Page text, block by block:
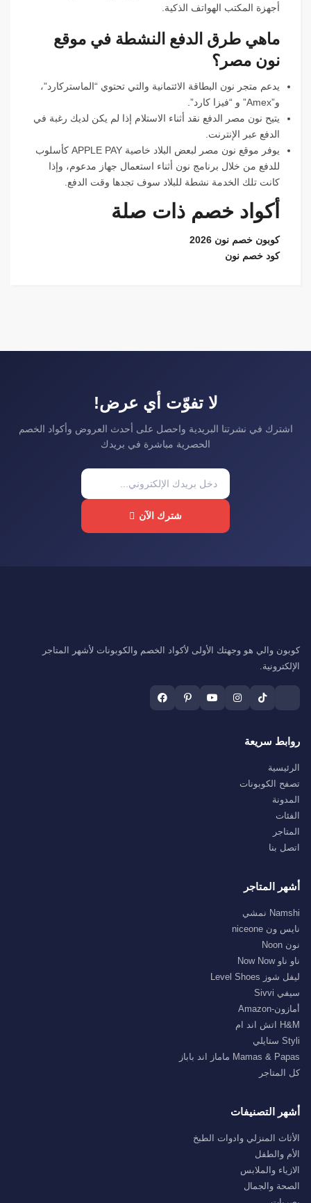
أجهزة المكتب الهواتف الذكية.
ماهي طرق الدفع النشطة في موقع
نون مصر؟
يدعم متجر نون البطاقة الائتمانية والتي تحتوي “الماستركارد”،
و”Amex” و “فيزا كارد”.
يتيح نون مصر الدفع نقد أثناء الاستلام إذا لم يكن لديك رغبة في
الدفع عبر الإنترنت.
يوفر موقع نون مصر لبعض البلاد خاصية APPLE PAY كأسلوب
للدفع من خلال برنامج نون أثناء استعمال جهاز مدعوم، وإذا
كانت تلك الخدمة نشطة للبلاد سوف تجدها وقت الدفع.
أكواد خصم ذات صلة
كوبون خصم نون 2026
كود خصم نون
لا تفوّت أي عرض!
اشترك في نشرتنا البريدية واحصل على أحدث العروض وأكواد الخصم
الحصرية مباشرة في بريدك
شترك الآن
كوبون والي هو وجهتك الأولى لأكواد الخصم والكوبونات لأشهر المتاجر
الإلكترونية.
روابط سريعة
الرئيسية
تصفح الكوبونات
المدونة
الفئات
المتاجر
اتصل بنا
أشهر المتاجر
Namshi نمشي
نايس ون niceone
نون Noon
ناو ناو Now Now
ليفل شوز Level Shoes
سيفي Sivvi
أمازون-Amazon
H&M اتش اند ام
Styli ستايلي
Mamas & Papas ماماز اند باباز
كل المتاجر
أشهر التصنيفات
الأثاث المنزلي وادوات الطبخ
الأم والطفل
الازياء والملابس
الصحة والجمال